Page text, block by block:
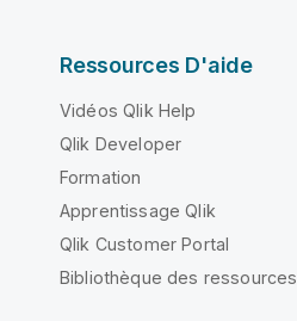
Ressources D'aide
Vidéos Qlik Help
Qlik Developer
Formation
Apprentissage Qlik
Qlik Customer Portal
Bibliothèque des ressources